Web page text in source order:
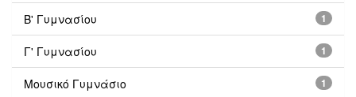
1
Β' Γυμνασίου
1
Γ' Γυμνασίου
1
Μουσικό Γυμνάσιο